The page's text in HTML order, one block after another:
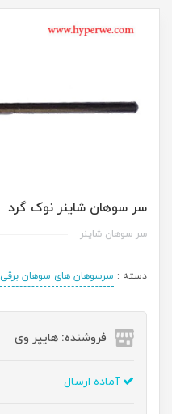
سر سوهان شاينر نوک گرد
سر سوهان شاينر
دسته : سرسوهان های سوهان برقی
فروشنده: هایپر وی
آماده ارسال